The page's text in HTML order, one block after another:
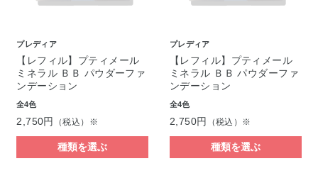
プレディア
【レフィル】プティメール
ミネラル ＢＢ パウダーファ
ンデーション
全4色
2,750円 （税込）※
種類を選ぶ
プレディア
【レフィル】プティメール
ミネラル ＢＢ パウダーファ
ンデーション
全4色
2,750円 （税込）※
種類を選ぶ